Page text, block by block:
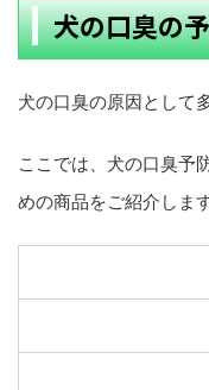
犬の口臭の
犬の口臭の原因として
ここでは、犬の口臭予
めの商品をご紹介します